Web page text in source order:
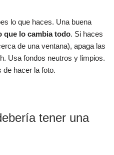
lo que haces. Una buena
que lo cambia todo. Si haces
de una ventana), apaga las
Usa fondos neutros y limpios.
de hacer la foto.
tener una